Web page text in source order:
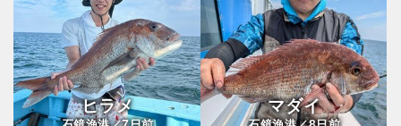
ヒラメ マダイ